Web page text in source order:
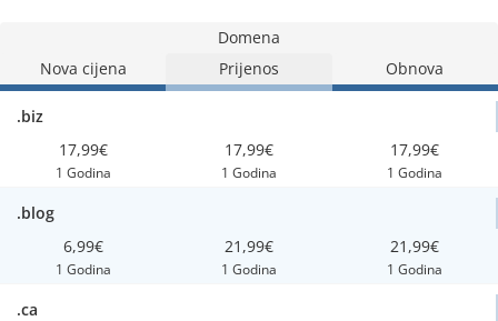
Domena
Nova cijena
Prijenos Obnova
.biz
17,99€
1 Godina
17,99€
1 Godina
17,99€
1 Godina
.blog
6,99€
1 Godina
21,99€
1 Godina
21,99€
1 Godina
.ca